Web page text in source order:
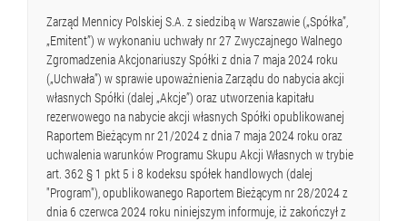
Zarząd Mennicy Polskiej S.A. z siedzibą w Warszawie („Spółka”,
„Emitent”) w wykonaniu uchwały nr 27 Zwyczajnego Walnego
Zgromadzenia Akcjonariuszy Spółki z dnia 7 maja 2024 roku
(„Uchwała”) w sprawie upoważnienia Zarządu do nabycia akcji
własnych Spółki (dalej „Akcje”) oraz utworzenia kapitału
rezerwowego na nabycie akcji własnych Spółki opublikowanej
Raportem Bieżącym nr 21/2024 z dnia 7 maja 2024 roku oraz
uchwalenia warunków Programu Skupu Akcji Własnych w trybie
art. 362 § 1 pkt 5 i 8 kodeksu spółek handlowych (dalej
"Program"), opublikowanego Raportem Bieżącym nr 28/2024 z
dnia 6 czerwca 2024 roku niniejszym informuje, iż zakończył z